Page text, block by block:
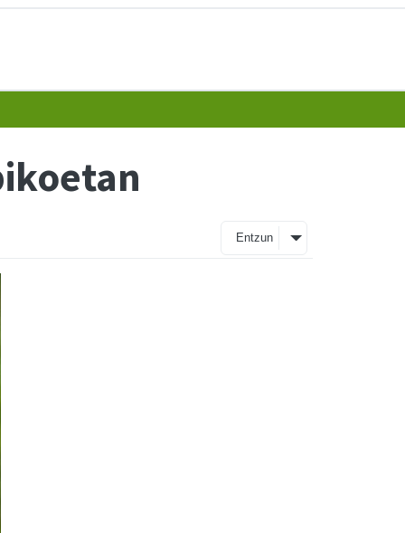
Entzun